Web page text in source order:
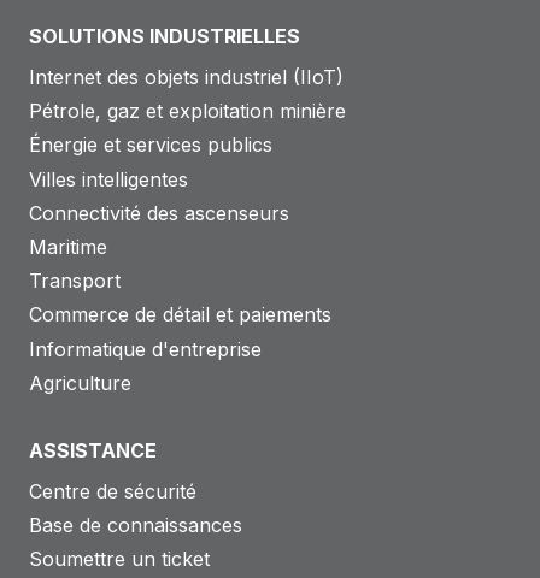
SOLUTIONS INDUSTRIELLES
Internet des objets industriel (IIoT)
Pétrole, gaz et exploitation minière
Énergie et services publics
Villes intelligentes
Connectivité des ascenseurs
Maritime
Transport
Commerce de détail et paiements
Informatique d'entreprise
Agriculture
ASSISTANCE
Centre de sécurité
Base de connaissances
Soumettre un ticket